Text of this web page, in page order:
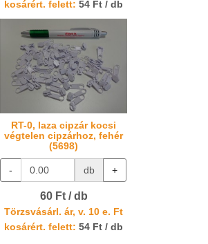
kosárért. felett: 54 Ft / db
RT-0, laza cipzár kocsi
végtelen cipzárhoz, fehér
(5698)
- db +
60 Ft / db
Törzsvásárl. ár, v. 10 e. Ft
kosárért. felett: 54 Ft / db